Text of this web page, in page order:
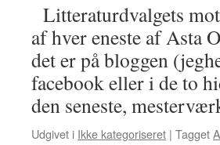
Litteraturdvalgets
af hver eneste af Asta
det er på bloggen
facebook eller i de to
den seneste,
Udgivet i Ikke kategoriseret | Tagget